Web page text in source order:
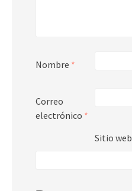
Nombre *
Correo
electrónico *
Sitio web